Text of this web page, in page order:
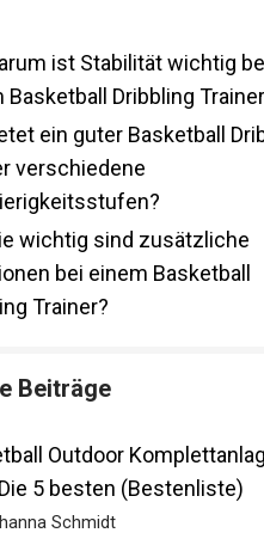
ist Stabilität wichtig bei
Basketball Dribbling Trainer?
ein guter Basketball
verschiedene
wichtig sind zusätzliche
bei einem Basketball
Outdoor Komplettanlage
5 besten (Bestenliste)